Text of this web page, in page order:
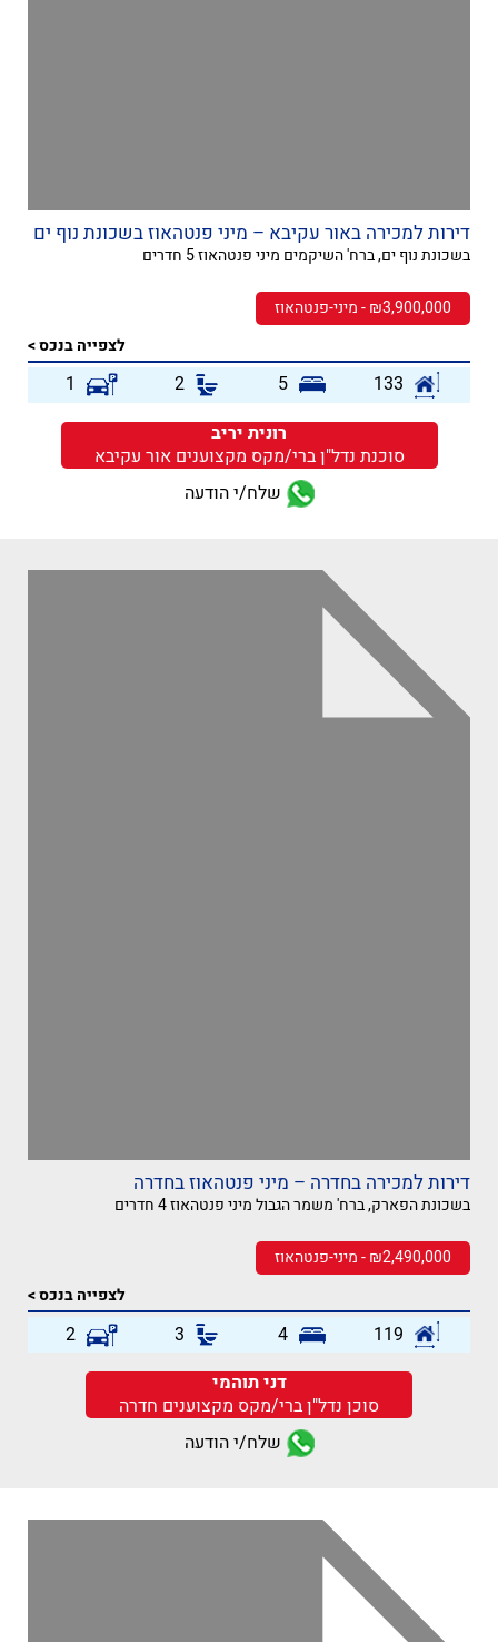
דירות למכירה באור עקיבא – מיני פנטהאוז בשכונת נוף ים
בשכונת נוף ים, ברח' השיקמים מיני פנטהאוז 5 חדרים
₪3,900,000 - מיני-פנטהאוז
לצפייה בנכס >
133
5
2
1
רונית יריב
סוכנת נדל"ן ברי/מקס מקצוענים אור עקיבא
שלח/י הודעה
דירות למכירה בחדרה – מיני פנטהאוז בחדרה
בשכונת הפארק, ברח' משמר הגבול מיני פנטהאוז 4 חדרים
₪2,490,000 - מיני-פנטהאוז
לצפייה בנכס >
119
4
3
2
דני תוהמי
סוכן נדל"ן ברי/מקס מקצוענים חדרה
שלח/י הודעה